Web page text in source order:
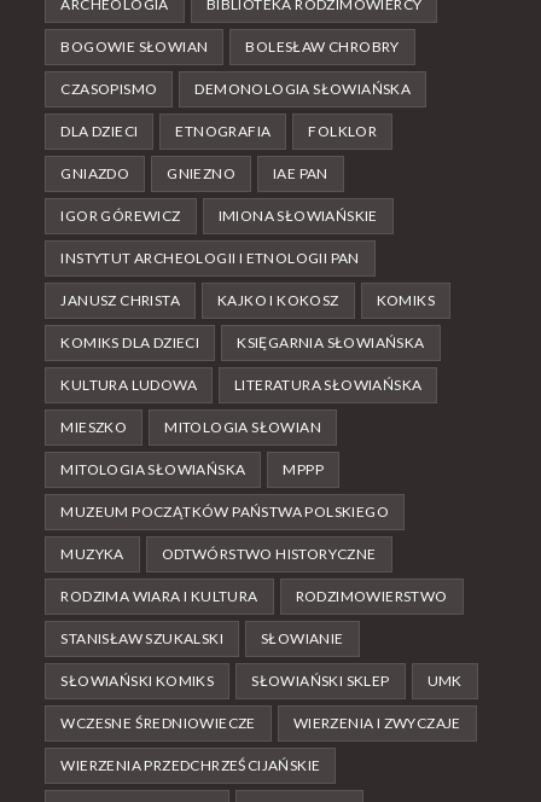
ARCHEOLOGIA BIBLIOTEKA RODZIMOWIERCY
BOGOWIE SŁOWIAN BOLESŁAW CHROBRY
CZASOPISMO DEMONOLOGIA SŁOWIAŃSKA
DLA DZIECI ETNOGRAFIA FOLKLOR
GNIAZDO GNIEZNO IAE PAN
IGOR GÓREWICZ IMIONA SŁOWIAŃSKIE
INSTYTUT ARCHEOLOGII I ETNOLOGII PAN
JANUSZ CHRISTA KAJKO I KOKOSZ KOMIKS
KOMIKS DLA DZIECI KSIĘGARNIA SŁOWIAŃSKA
KULTURA LUDOWA LITERATURA SŁOWIAŃSKA
MIESZKO MITOLOGIA SŁOWIAN
MITOLOGIA SŁOWIAŃSKA MPPP
MUZEUM POCZĄTKÓW PAŃSTWA POLSKIEGO
MUZYKA ODTWÓRSTWO HISTORYCZNE
RODZIMA WIARA I KULTURA RODZIMOWIERSTWO
STANISŁAW SZUKALSKI SŁOWIANIE
SŁOWIAŃSKI KOMIKS SŁOWIAŃSKI SKLEP UMK
WCZESNE ŚREDNIOWIECZE WIERZENIA I ZWYCZAJE
WIERZENIA PRZEDCHRZEŚCIJAŃSKIE